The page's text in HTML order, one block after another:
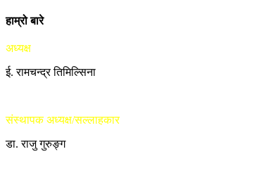
हाम्रो बारे
अध्यक्ष
ई. रामचन्द्र तिमिल्सिना
संस्थापक अध्यक्ष/सल्लाहकार
डा. राजु गुरुङ्ग